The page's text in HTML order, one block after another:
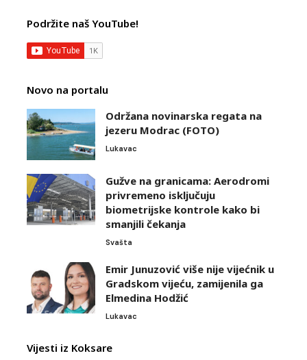
Podržite naš YouTube!
Novo na portalu
Održana novinarska regata na
jezeru Modrac (FOTO)
Lukavac
Gužve na granicama: Aerodromi
privremeno isključuju
biometrijske kontrole kako bi
smanjili čekanja
Svašta
Emir Junuzović više nije vijećnik u
Gradskom vijeću, zamijenila ga
Elmedina Hodžić
Lukavac
Vijesti iz Koksare